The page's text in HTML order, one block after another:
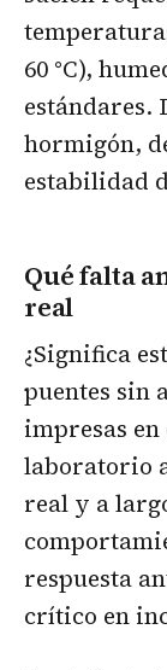
60 °C),
estándares.
hormigón,
estabilidad
Qué falta
real
¿Significa
puentes sin
impresas en
laboratorio
real y a
respuesta
crítico en